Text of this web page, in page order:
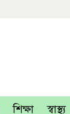
শিক্ষা স্বাস্থ্য